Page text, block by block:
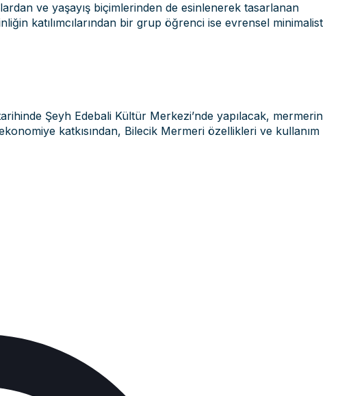
ve yaşayış biçimlerinden de esinlenerek tasarlanan
katılımcılarından bir grup öğrenci ise evrensel minimalist
Şeyh Edebali Kültür Merkezi’nde yapılacak, mermerin
katkısından, Bilecik Mermeri özellikleri ve kullanım